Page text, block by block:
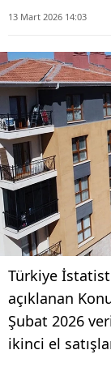
13 Mart 2026 14:03
Türkiye
açıklanan
Şubat 2026
ikinci el